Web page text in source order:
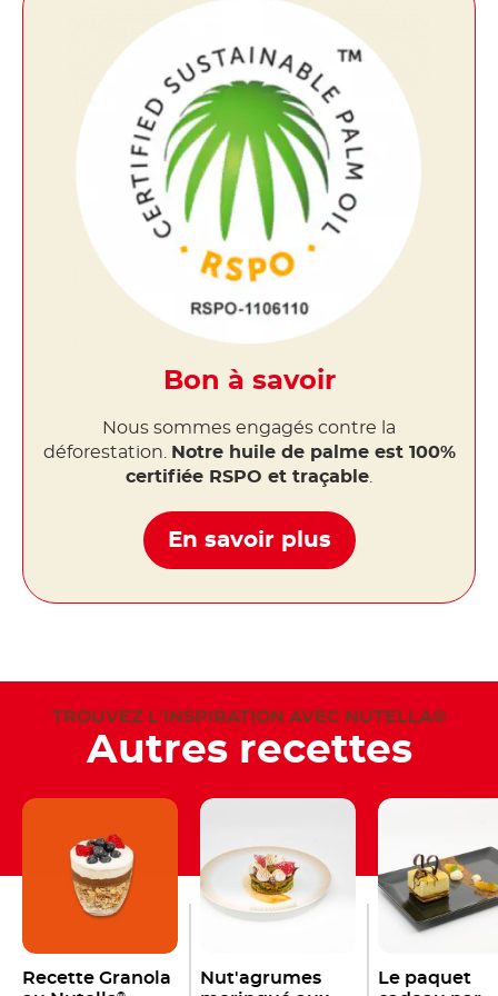
Bon à savoir
Nous sommes engagés contre la
déforestation.
Notre huile de palme est 100%
certifiée RSPO et traçable
En savoir plus
TROUVEZ L'INSPIRATION AVEC NUTELLA®
Autres recettes
Recette Granola
Nut'agrumes
Le paquet